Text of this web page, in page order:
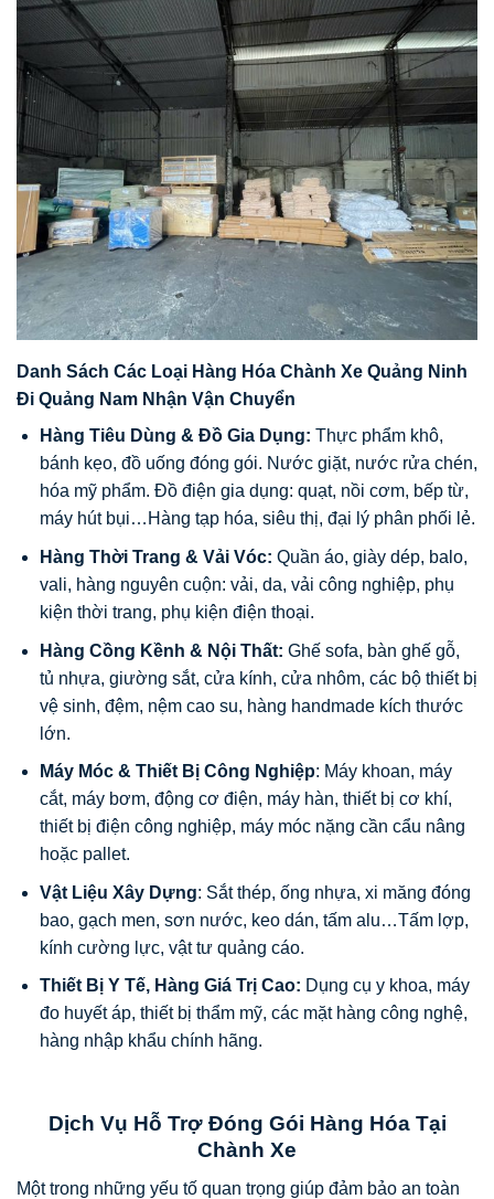
Danh Sách Các Loại Hàng Hóa Chành Xe Quảng Ninh
Đi Quảng Nam Nhận Vận Chuyển
Hàng Tiêu Dùng & Đồ Gia Dụng: Thực phẩm khô,
bánh kẹo, đồ uống đóng gói. Nước giặt, nước rửa chén,
hóa mỹ phẩm. Đồ điện gia dụng: quạt, nồi cơm, bếp từ,
máy hút bụi…Hàng tạp hóa, siêu thị, đại lý phân phối lẻ.
Hàng Thời Trang & Vải Vóc: Quần áo, giày dép, balo,
vali, hàng nguyên cuộn: vải, da, vải công nghiệp, phụ
kiện thời trang, phụ kiện điện thoại.
Hàng Cồng Kềnh & Nội Thất: Ghế sofa, bàn ghế gỗ,
tủ nhựa, giường sắt, cửa kính, cửa nhôm, các bộ thiết bị
vệ sinh, đệm, nệm cao su, hàng handmade kích thước
lớn.
Máy Móc & Thiết Bị Công Nghiệp: Máy khoan, máy
cắt, máy bơm, động cơ điện, máy hàn, thiết bị cơ khí,
thiết bị điện công nghiệp, máy móc nặng cần cẩu nâng
hoặc pallet.
Vật Liệu Xây Dựng: Sắt thép, ống nhựa, xi măng đóng
bao, gạch men, sơn nước, keo dán, tấm alu…Tấm lợp,
kính cường lực, vật tư quảng cáo.
Thiết Bị Y Tế, Hàng Giá Trị Cao: Dụng cụ y khoa, máy
đo huyết áp, thiết bị thẩm mỹ, các mặt hàng công nghệ,
hàng nhập khẩu chính hãng.
Dịch Vụ Hỗ Trợ Đóng Gói Hàng Hóa Tại
Chành Xe
Một trong những yếu tố quan trọng giúp đảm bảo an toàn